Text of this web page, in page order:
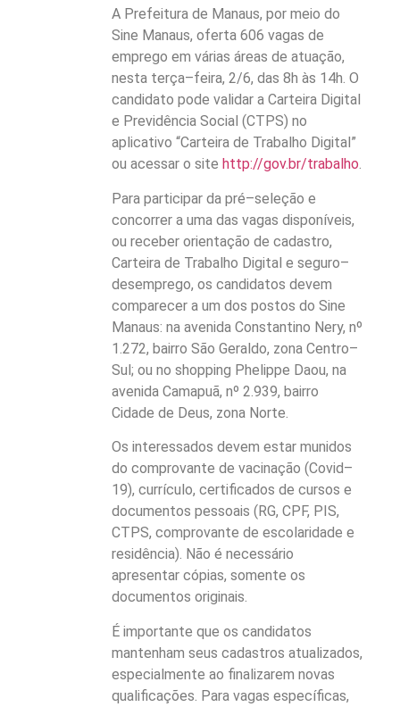
A Prefeitura de Manaus, por meio do
Sine Manaus, oferta 606 vagas de
emprego em várias áreas de atuação,
nesta terça–feira, 2/6, das 8h às 14h. O
candidato pode validar a Carteira Digital
e Previdência Social (CTPS) no
aplicativo “Carteira de Trabalho Digital”
ou acessar o site http://gov.br/trabalho.
Para participar da pré–seleção e
concorrer a uma das vagas disponíveis,
ou receber orientação de cadastro,
Carteira de Trabalho Digital e seguro–
desemprego, os candidatos devem
comparecer a um dos postos do Sine
Manaus: na avenida Constantino Nery, nº
1.272, bairro São Geraldo, zona Centro–
Sul; ou no shopping Phelippe Daou, na
avenida Camapuã, nº 2.939, bairro
Cidade de Deus, zona Norte.
Os interessados devem estar munidos
do comprovante de vacinação (Covid–
19), currículo, certificados de cursos e
documentos pessoais (RG, CPF, PIS,
CTPS, comprovante de escolaridade e
residência). Não é necessário
apresentar cópias, somente os
documentos originais.
É importante que os candidatos
mantenham seus cadastros atualizados,
especialmente ao finalizarem novas
qualificações. Para vagas específicas,